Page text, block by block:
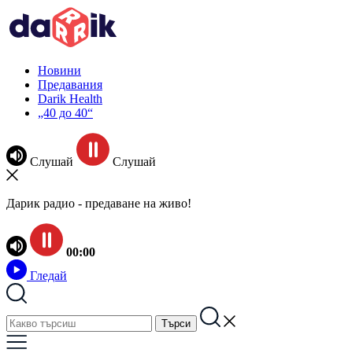
Новини
Предавания
Darik Health
„40 до 40“
Слушай Слушай
Дарик радио - предаване на живо!
00:00
Гледай